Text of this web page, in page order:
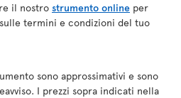
il nostro strumento online per
termini e condizioni del tuo
sono approssimativi e sono
I prezzi sopra indicati nella